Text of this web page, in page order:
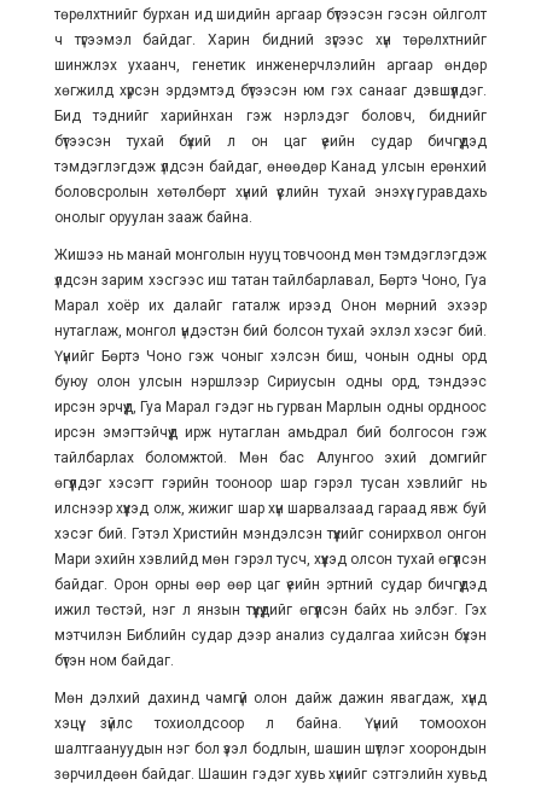
төрөлхтнийг бурхан ид шидийн аргаар бүтээсэн гэсэн ойлголт
ч түгээмэл байдаг. Харин бидний зүгээс хүн төрөлхтнийг
шинжлэх ухаанч, генетик инженерчлэлийн аргаар өндөр
хөгжилд хүрсэн эрдэмтэд бүтээсэн юм гэх санааг дэвшүүлдэг.
Бид тэднийг харийнхан гэж нэрлэдэг боловч, биднийг
бүтээсэн тухай бүхий л он цаг үеийн судар бичгүүдэд
тэмдэглэгдэж үлдсэн байдаг, өнөөдөр Канад улсын ерөнхий
боловсролын хөтөлбөрт хүний үүслийн тухай энэхүү гуравдахь
онолыг оруулан зааж байна.
Жишээ нь манай монголын нууц товчоонд мөн тэмдэглэгдэж
үлдсэн зарим хэсгээс иш татан тайлбарлавал, Бөртэ Чоно, Гуа
Марал хоёр их далайг гаталж ирээд Онон мөрний эхээр
нутаглаж, монгол үндэстэн бий болсон тухай эхлэл хэсэг бий.
Үүнийг Бөртэ Чоно гэж чоныг хэлсэн биш, чонын одны орд
буюу олон улсын нэршлээр Сириусын одны орд, тэндээс
ирсэн эрчүүд, Гуа Марал гэдэг нь гурван Марлын одны ордноос
ирсэн эмэгтэйчүүд ирж нутаглан амьдрал бий болгосон гэж
тайлбарлах боломжтой. Мөн бас Алунгоо эхий домгийг
өгүүлдэг хэсэгт гэрийн тооноор шар гэрэл тусан хэвлийг нь
илснээр хүүхэд олж, жижиг шар хүн шарвалзаад гараад явж буй
хэсэг бий. Гэтэл Христийн мэндэлсэн түүхийг сонирхвол онгон
Мари эхийн хэвлийд мөн гэрэл тусч, хүүхэд олсон тухай өгүүлсэн
байдаг. Орон орны өөр өөр цаг үеийн эртний судар бичгүүдэд
ижил төстэй, нэг л янзын түүхүүдийг өгүүлсэн байх нь элбэг. Гэх
мэтчилэн Библийн судар дээр анализ судалгаа хийсэн бүхэн
бүтэн ном байдаг.
Мөн дэлхий дахинд чамгүй олон дайж дажин явагдаж, хүнд
хэцүү зүйлс тохиолдсоор л байна. Үүний томоохон
шалтгаануудын нэг бол үзэл бодлын, шашин шүтлэг хоорондын
зөрчилдөөн байдаг. Шашин гэдэг хувь хүнийг сэтгэлийн хувьд